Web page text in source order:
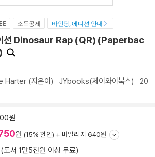
소득공제 바인딩, 에디션 안내
션 Dinosaur Rap (QR) (Paperbac
Harter (지은이) JYbooks(제이와이북스) 20
원
원 (15% 할인) + 마일리지 640원
도서 1만5천원 이상 무료)